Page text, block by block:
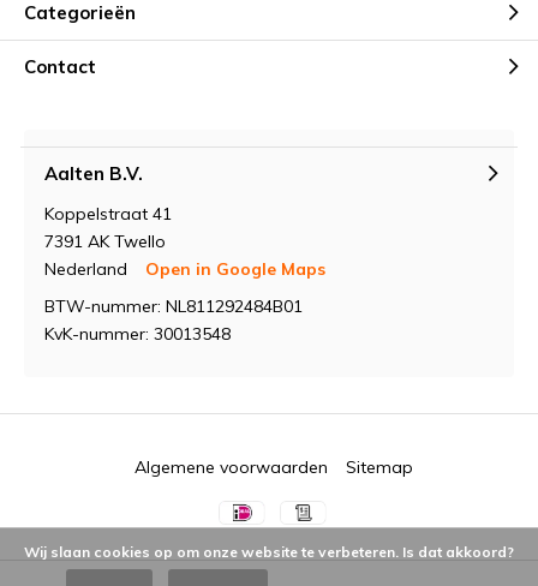
Categorieën
Contact
Aalten B.V.
Koppelstraat 41
7391 AK Twello
Nederland
Open in Google Maps
BTW-nummer: NL811292484B01
KvK-nummer: 30013548
Algemene voorwaarden Sitemap
Wij slaan cookies op om onze website te verbeteren. Is dat akkoord?